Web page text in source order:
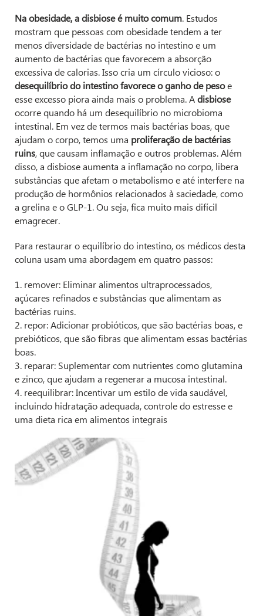
Na obesidade, a disbiose é muito comum. Estudos
mostram que pessoas com obesidade tendem a ter
menos diversidade de bactérias no intestino e um
aumento de bactérias que favorecem a absorção
excessiva de calorias. Isso cria um círculo vicioso: o
desequilíbrio do intestino favorece o ganho de pesoe
esse excesso piora ainda mais o problema. Adisbiose
ocorre quando há um desequilíbrio no microbioma
intestinal. Em vez de termos mais bactérias boas, que
ajudam o corpo, temos uma proliferação de bactérias
ruins, que causam inflamação e outros problemas. Além
disso, a disbiose aumenta a inflamação no corpo, libera
substâncias que afetam o metabolismo e até interfere na
produção de hormônios relacionados à saciedade, como
a grelina e o GLP-1. Ou seja, fica muito mais difícil
emagrecer.
Para restaurar o equilíbrio do intestino, os médicos desta
coluna usam uma abordagem em quatro passos:
1. remover: Eliminar alimentos ultraprocessados,
açúcares refinados e substâncias que alimentam as
bactérias ruins.
2. repor: Adicionar probióticos, que são bactérias boas, e
prebióticos, que são fibras que alimentam essas bactérias
boas.
3. reparar: Suplementar com nutrientes como glutamina
e zinco, que ajudam a regenerar a mucosa intestinal.
4. reequilibrar: Incentivar um estilo de vida saudável,
incluindo hidratação adequada, controle do estresse e
uma dieta rica em alimentos integrais